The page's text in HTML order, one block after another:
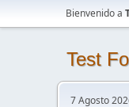
Bienvenido a
Test
7 Agosto